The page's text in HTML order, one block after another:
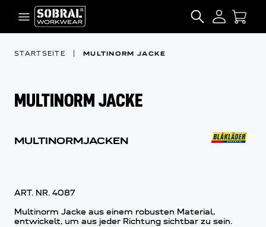
Zum Inhalt springen
SEARCH
STARTSEITE MULTINORM JACKE
MULTINORM JACKE
MULTINORMJACKEN
ART. NR. 4087
Multinorm Jacke aus einem robusten Material,
entwickelt, um aus jeder Richtung sichtbar zu sein.